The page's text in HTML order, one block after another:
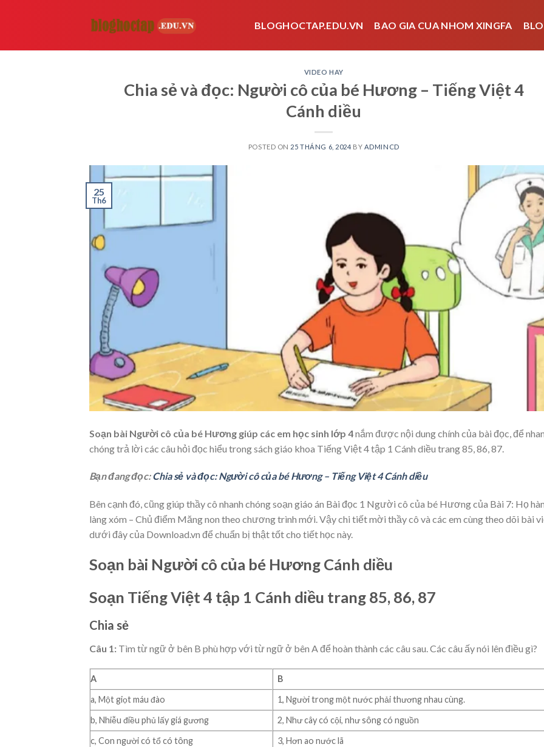
BLOGHOCTAP.EDU.VN BAO GIA CUA NHOM XINGFA
VIDEO HAY
Chia sẻ và đọc: Người cô của bé Hương – Tiếng Việt 4
Cánh diều
POSTED ON 25 THÁNG 6, 2024 BY ADMINCD
25
Th6
Soạn bài Người cô của bé Hương giúp các em học sinh lớp 4nắm được nội dung chính của bài đọc, để
chóng trả lời các câu hỏi đọc hiểu trong sách giáo khoa Tiếng Việt 4 tập 1 Cánh diều trang 85, 86, 87.
Bạn đang đọc:Chia sẻ và đọc: Người cô của bé Hương – Tiếng Việt 4 Cánh diều
Bên cạnh đó, cũng giúp thầy cô nhanh chóng soạn giáo án Bài đọc 1 Người cô của bé Hương của Bài 7: Họ
làng xóm – Chủ điểm Măng non theo chương trình mới. Vậy chi tiết mời thầy cô và các em cùng theo dõi bài
dưới đây của Download.vn để chuẩn bị thật tốt cho tiết học này.
Soạn bài Người cô của bé Hương Cánh diều
Soạn Tiếng Việt 4 tập 1 Cánh diều trang 85, 86, 87
Chia sẻ
Câu 1: Tìm từ ngữ ở bên B phù hợp với từ ngữ ở bên A để hoàn thành các câu sau. Các câu ấy nói lên điều gì?
A
B
a, Một giọt máu đào
1, Người trong một nước phải thương nhau cùng.
b, Nhiễu điều phủ lấy giá gương
2, Như cây có cội, như sông có nguồn
c, Con người có tổ có tông
3, Hơn ao nước lã